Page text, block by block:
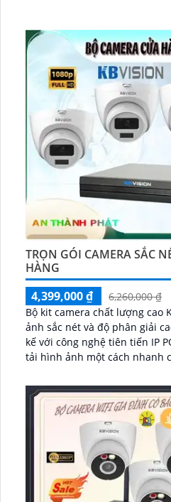
TRỌN GÓI CAMERA SẮC
HÀNG
4,399,000 ₫
6,260,000 ₫
Bộ kit camera chất lượng cao
ảnh sắc nét và độ phân giải cao. Sản phẩm được
kế với công nghệ tiên tiến IP
tải hình ảnh một cách nhanh